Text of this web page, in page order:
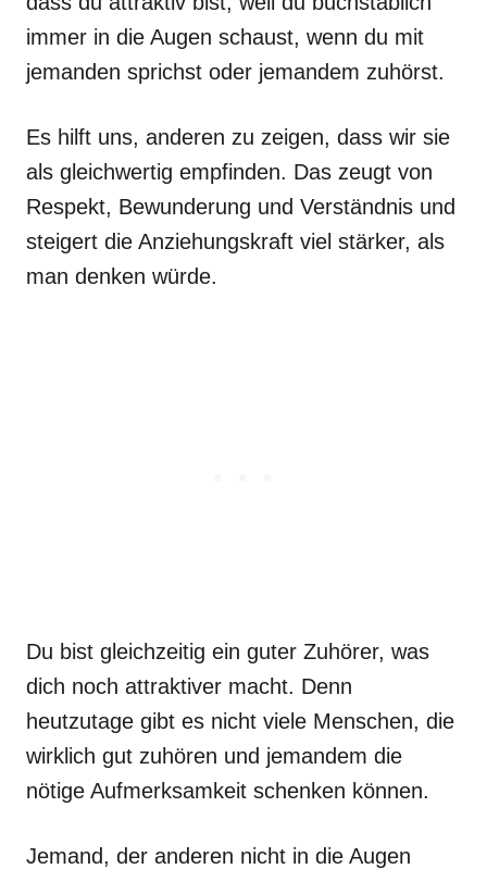
immer in die Augen schaust, wenn du mit
jemanden sprichst oder jemandem zuhörst.
Es hilft uns, anderen zu zeigen, dass wir sie
als gleichwertig empfinden. Das zeugt von
Respekt, Bewunderung und Verständnis und
steigert die Anziehungskraft viel stärker, als
man denken würde.
Du bist gleichzeitig ein guter Zuhörer, was
dich noch attraktiver macht. Denn
heutzutage gibt es nicht viele Menschen, die
wirklich gut zuhören und jemandem die
nötige Aufmerksamkeit schenken können.
Jemand, der anderen nicht in die Augen